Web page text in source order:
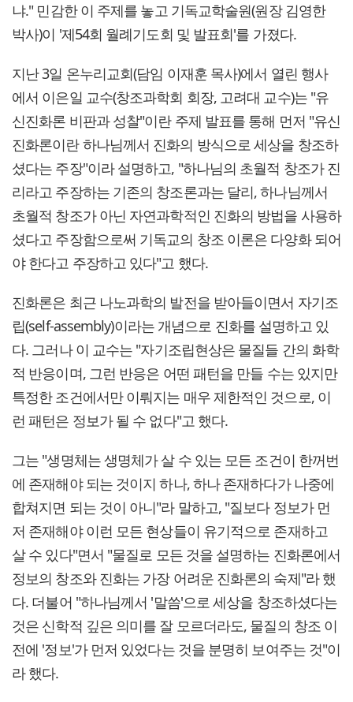
냐." 민감한 이 주제를 놓고 기독교학술원(원장 김영한
박사)이 '제54회 월례기도회 및 발표회'를 가졌다.
지난 3일 온누리교회(담임 이재훈 목사)에서 열린 행사
에서 이은일 교수(창조과학회 회장, 고려대 교수)는 "유
신진화론 비판과 성찰"이란 주제 발표를 통해 먼저 "유신
진화론이란 하나님께서 진화의 방식으로 세상을 창조하
셨다는 주장"이라 설명하고, "하나님의 초월적 창조가 진
리라고 주장하는 기존의 창조론과는 달리, 하나님께서
초월적 창조가 아닌 자연과학적인 진화의 방법을 사용하
셨다고 주장함으로써 기독교의 창조 이론은 다양화 되어
야 한다고 주장하고 있다"고 했다.
진화론은 최근 나노과학의 발전을 받아들이면서 자기조
립(self-assembly)이라는 개념으로 진화를 설명하고 있
다. 그러나 이 교수는 "자기조립현상은 물질들 간의 화학
적 반응이며, 그런 반응은 어떤 패턴을 만들 수는 있지만
특정한 조건에서만 이뤄지는 매우 제한적인 것으로, 이
런 패턴은 정보가 될 수 없다"고 했다.
그는 "생명체는 생명체가 살 수 있는 모든 조건이 한꺼번
에 존재해야 되는 것이지 하나, 하나 존재하다가 나중에
합쳐지면 되는 것이 아니"라 말하고, "질보다 정보가 먼
저 존재해야 이런 모든 현상들이 유기적으로 존재하고
살 수 있다"면서 "물질로 모든 것을 설명하는 진화론에서
정보의 창조와 진화는 가장 어려운 진화론의 숙제"라 했
다. 더불어 "하나님께서 '말씀'으로 세상을 창조하셨다는
것은 신학적 깊은 의미를 잘 모르더라도, 물질의 창조 이
전에 '정보'가 먼저 있었다는 것을 분명히 보여주는 것"이
라 했다.